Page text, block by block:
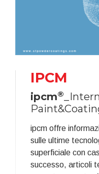
IPCM
ipcm®
ipcm offre
sulle ultime
superficiale con
successo, articoli